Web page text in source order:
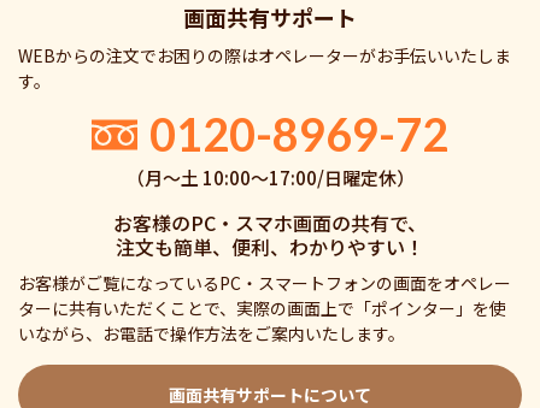
画面共有サポート
WEBからの注文でお困りの際はオペレーターがお手伝いいたしま
す。
0120-8969-72
（月〜土 10:00〜17:00/日曜定休）
お客様のPC・スマホ画面の共有で、
注文も簡単、便利、わかりやすい！
お客様がご覧になっているPC・スマートフォンの画面をオペレー
ターに共有いただくことで、実際の画面上で「ポインター」を使
いながら、お電話で操作方法をご案内いたします。
画面共有サポートについて